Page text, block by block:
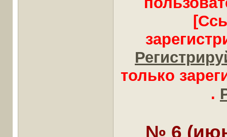
только
.
№ 6